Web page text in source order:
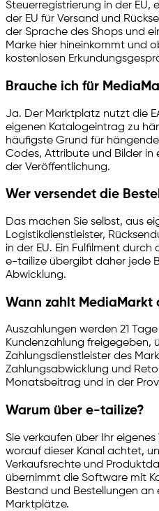
Steuerregistrierung in der EU,
der EU für Versand und
der Sprache des Shops und
Marke hier hineinkommt und
kostenlosen
Brauche ich für
Ja. Der Marktplatz nutzt die
eigenen Katalogeintrag zu
häufigste Grund für
Codes, Attribute und Bilder in
der Veröffentlichung.
Wer versendet die
Das machen Sie selbst, aus
Logistikdienstleister,
in der EU. Ein Fulfilment
e-tailize übergibt daher jede
Abwicklung.
Wann zahlt MediaMarkt
Auszahlungen werden 21
Kundenzahlung freigegeben,
Zahlungsdienstleister des
Zahlungsabwicklung und
Monatsbeitrag und in der
Warum über e-tailize?
Sie verkaufen über Ihr
worauf dieser Kanal achtet,
Verkaufsrechte und
übernimmt die Software mit
Bestand und Bestellungen an
Marktplätze.